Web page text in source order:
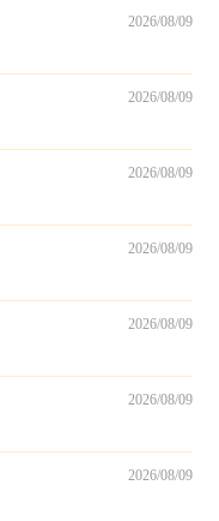
2026/08/09
2026/08/09
2026/08/09
2026/08/09
2026/08/09
2026/08/09
2026/08/09